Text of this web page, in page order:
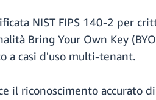
NIST FIPS 140-2 per
Bring Your Own Key
a casi d'uso multi-tenant.
il riconoscimento accurato